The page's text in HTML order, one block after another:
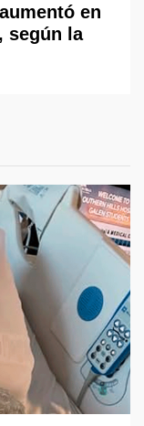
en
según la